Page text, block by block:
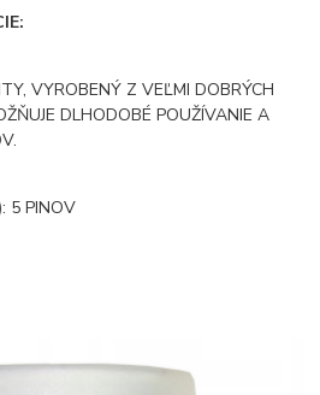
VYROBENÝ Z VEĽMI DOBRÝCH
DLHODOBÉ POUŽÍVANIE A
5 PINOV